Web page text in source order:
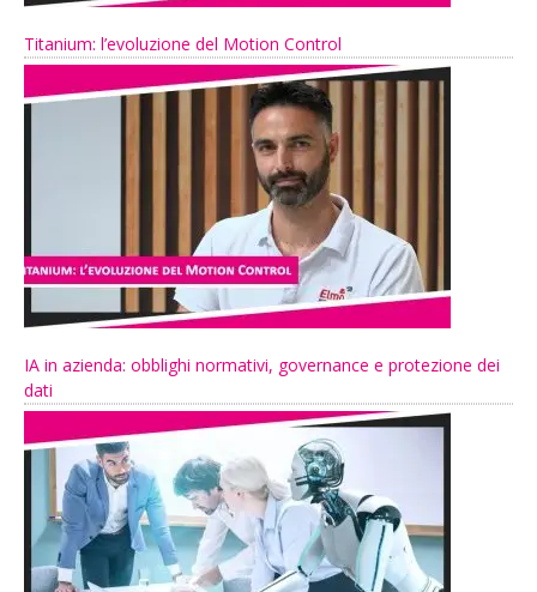
Titanium: l’evoluzione del Motion Control
IA in azienda: obblighi normativi, governance e protezione dei
dati